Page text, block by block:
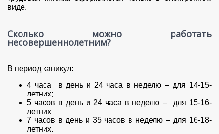
виде.
Сколько можно работать
несовершеннолетним?
В период каникул:
4 часа в день и 24 часа в неделю – для 14-15-
летних;
5 часов в день и 24 часа в неделю –для 15-16-
летних
7 часов в день и 35 часов в неделю – для 16-18-
летних.